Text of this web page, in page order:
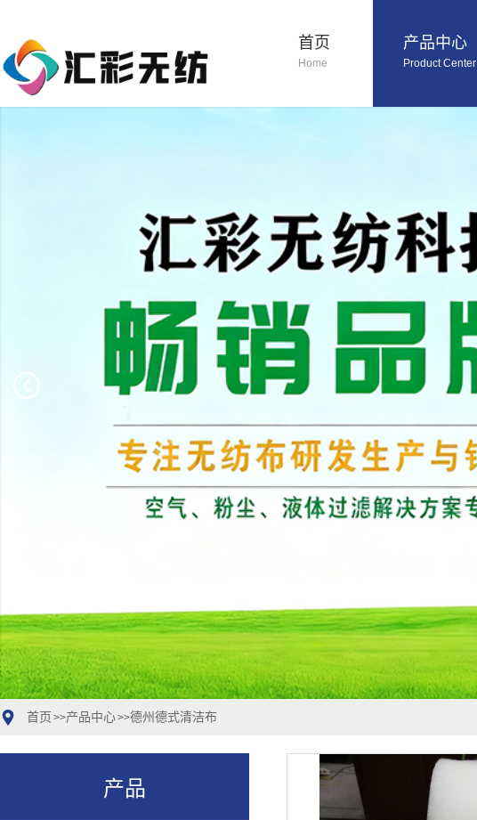
首页
Home
产品中心
Product Center
首页 >>产品中心>>德州德式清洁布
产品